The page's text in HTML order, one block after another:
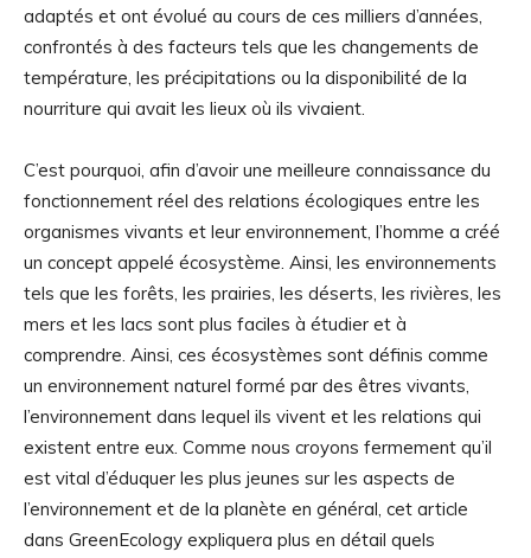
adaptés et ont évolué au cours de ces milliers d’années,
confrontés à des facteurs tels que les changements de
température, les précipitations ou la disponibilité de la
nourriture qui avait les lieux où ils vivaient.
C’est pourquoi, afin d’avoir une meilleure connaissance du
fonctionnement réel des relations écologiques entre les
organismes vivants et leur environnement, l’homme a créé
un concept appelé écosystème. Ainsi, les environnements
tels que les forêts, les prairies, les déserts, les rivières, les
mers et les lacs sont plus faciles à étudier et à
comprendre. Ainsi, ces écosystèmes sont définis comme
un environnement naturel formé par des êtres vivants,
l’environnement dans lequel ils vivent et les relations qui
existent entre eux. Comme nous croyons fermement qu’il
est vital d’éduquer les plus jeunes sur les aspects de
l’environnement et de la planète en général, cet article
dans GreenEcology expliquera plus en détail quels